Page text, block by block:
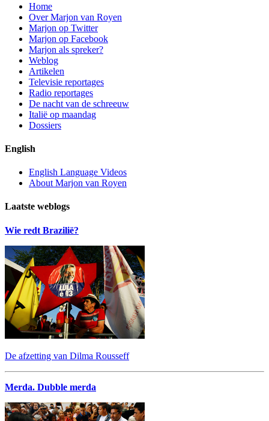
Home
Over Marjon van Royen
Marjon op Twitter
Marjon op Facebook
Marjon als spreker?
Weblog
Artikelen
Televisie reportages
Radio reportages
De nacht van de schreeuw
Italië op maandag
Dossiers
English
English Language Videos
About Marjon van Royen
Laatste weblogs
Wie redt Brazilië?
De afzetting van Dilma Rousseff
Merda. Dubble merda